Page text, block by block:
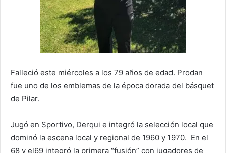
Falleció este miércoles a los 79 años de edad. Prodan
fue uno de los emblemas de la época dorada del básquet
de Pilar.
Jugó en Sportivo, Derqui e integró la selección local que
dominó la escena local y regional de 1960 y 1970. En el
68 y el69 integró la primera “fusión” con jugadores de